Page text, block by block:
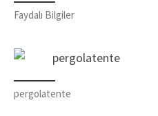
Faydalı Bilgiler
pergolatente